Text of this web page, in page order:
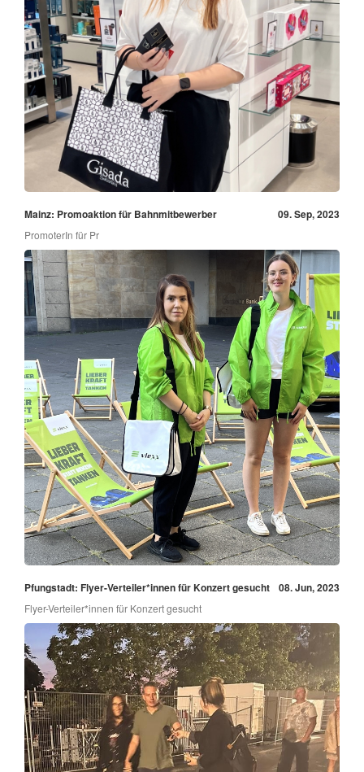
Mainz: Promoaktion für Bahnmitbewerber 09. Sep, 2023
PromoterIn für Pr
Pfungstadt: Flyer-Verteiler*innen für Konzert gesucht 08. Jun, 2023
Flyer-Verteiler*innen für Konzert gesucht